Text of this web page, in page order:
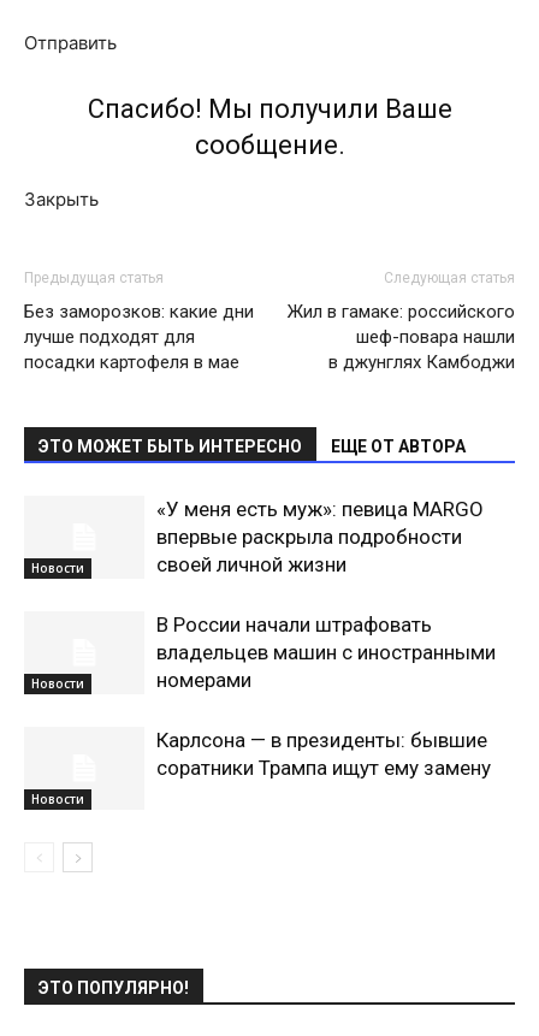
Отправить
Спасибо! Мы получили Ваше
сообщение.
Закрыть
Предыдущая статья
Без заморозков: какие дни
лучше подходят для
посадки картофеля в мае
Следующая статья
Жил в гамаке: российского
шеф-повара нашли
в джунглях Камбоджи
ЭТО МОЖЕТ БЫТЬ ИНТЕРЕСНО ЕЩЕ ОТ АВТОРА
Новости
«У меня есть муж»: певица MARGO
впервые раскрыла подробности
своей личной жизни
Новости
В России начали штрафовать
владельцев машин с иностранными
номерами
Новости
Карлсона — в президенты: бывшие
соратники Трампа ищут ему замену
ЭТО ПОПУЛЯРНО!